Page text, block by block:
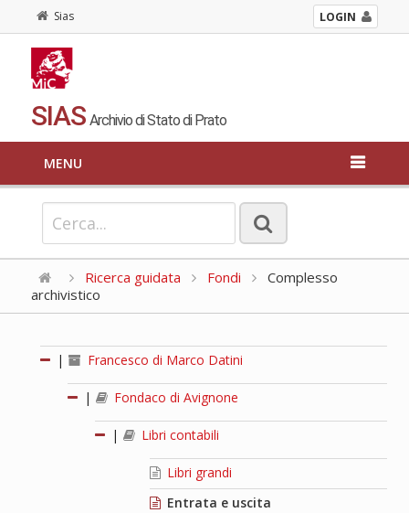
Sias LOGIN
SIAS Archivio di Stato di Prato
MENU
Ricerca guidata Fondi
Complesso
archivistico
| Francesco di Marco Datini
| Fondaco di Avignone
| Libri contabili
Libri grandi
Entrata e uscita